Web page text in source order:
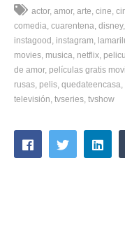
actor amor arte cine
comedia cuarentena disney
instagood
instagram
movies musica netflix
de amor películas gratis
rusas pelis quedateencasa
televisión tvseries tvshow